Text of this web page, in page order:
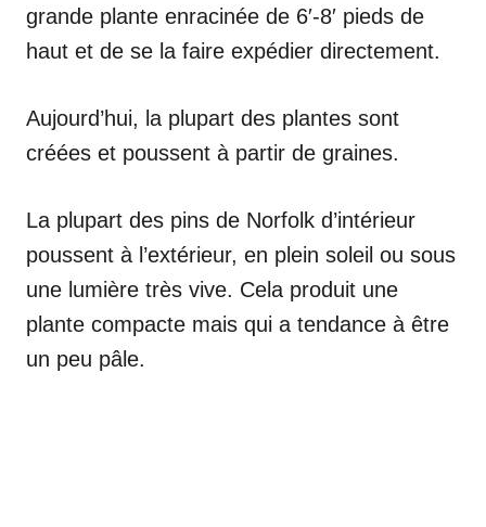
grande plante enracinée de 6′-8′ pieds de
haut et de se la faire expédier directement.
Aujourd’hui, la plupart des plantes sont
créées et poussent à partir de graines.
La plupart des pins de Norfolk d’intérieur
poussent à l’extérieur, en plein soleil ou sous
une lumière très vive. Cela produit une
plante compacte mais qui a tendance à être
un peu pâle.